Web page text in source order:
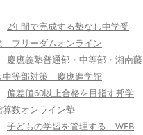
2年間で完成する塾なし中学受
フリーダムオンライン
慶應義塾普通部・中等部・湘南藤
中等部対策 慶應進学館
偏差値60以上合格を目指す邦学
算数オンライン塾
子どもの学習を管理する WEB